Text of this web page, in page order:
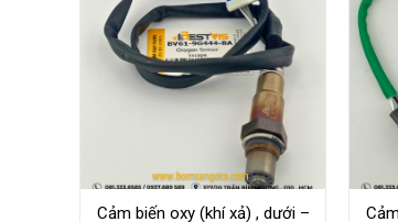
Cảm biến oxy (khí xả) , dưới –